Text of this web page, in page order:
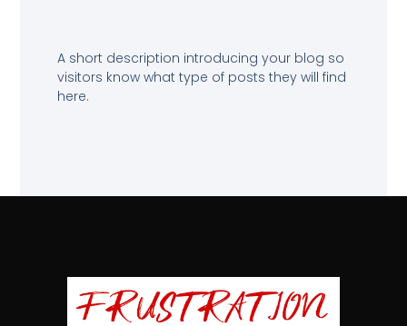
A short description introducing your blog so
visitors know what type of posts they will find
here.